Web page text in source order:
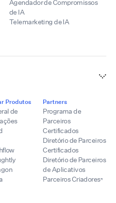
Agendador de Compromissos
de IA
Telemarketing de IA
Produtos
de
Partners
Programa de
Parceiros
Certificados
Diretório de Parceiros
Certificados
Diretório de Parceiros
de Aplicativos
Parceiros Criadores